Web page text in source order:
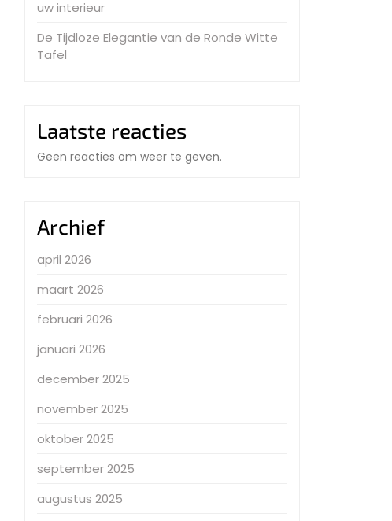
uw interieur
De Tijdloze Elegantie van de Ronde Witte
Tafel
Laatste reacties
Geen reacties om weer te geven.
Archief
april 2026
maart 2026
februari 2026
januari 2026
december 2025
november 2025
oktober 2025
september 2025
augustus 2025